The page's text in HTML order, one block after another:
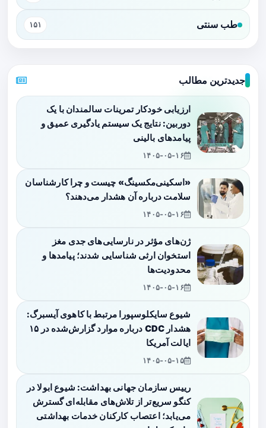
طب سنتی ۱۵۱
جدیدترین مطالب
ارزیابی خودکار تمرینات سالمندان با یک
دوربین: نتایج یک سیستم یادگیری عمیق و
پیامدهای بالینی
۱۴۰۵-۰۵-۱۶
«اسکینی‌مکسینگ» چیست و چرا کارشناسان
سلامت درباره آن هشدار می‌دهند؟
۱۴۰۵-۰۵-۱۶
ژن‌های مؤثر در نارسایی‌های جدی مغز
استخوان ارثی شناسایی شدند؛ پیامدها و
محدودیت‌ها
۱۴۰۵-۰۵-۱۶
شیوع سایکلوسپورا مرتبط با کاهوی آیسبرگ:
هشدار CDC درباره موارد گزارش‌شده در ۱۵
ایالت آمریکا
۱۴۰۵-۰۵-۱۵
رییس سازمان جهانی بهداشت: شیوع ابولا در
کنگو سریع‌تر از تلاش‌های مقابله‌ای گسترش
می‌یابد؛ اعتصاب کارکنان خدمات بهداشتی